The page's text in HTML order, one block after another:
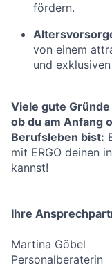
fördern.
von einem
und
Viele gute Gründe
ob du am Anfang
Berufsleben bist:
mit ERGO deinen
kannst!
Ihre
Martina Göbel
Personalberaterin